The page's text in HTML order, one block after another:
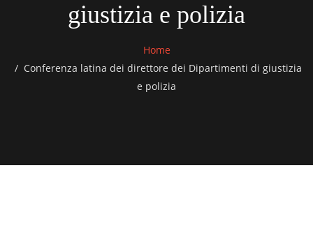
giustizia e polizia
Home
Conferenza latina dei direttore dei Dipartimenti di giustizia
e polizia